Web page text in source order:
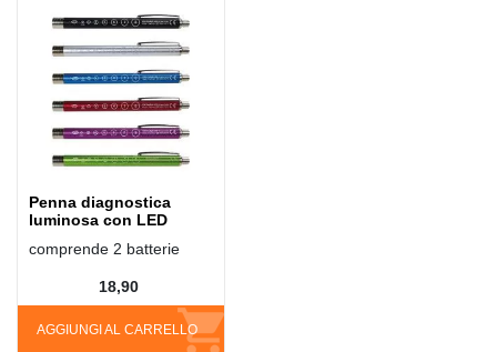
Penna diagnostica
luminosa con LED
comprende 2 batterie
AGGIUNGI AL CARRELLO
18,90